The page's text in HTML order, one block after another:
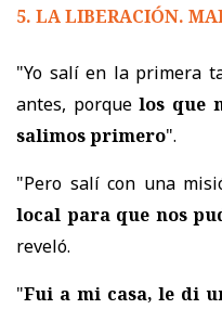
5. LA LIBERACIÓN.
"Yo salí en la primera
antes, porquelos que
salimos primero".
"Pero salí con una
local para que nos
reveló.
"Fui a mi casa, le di